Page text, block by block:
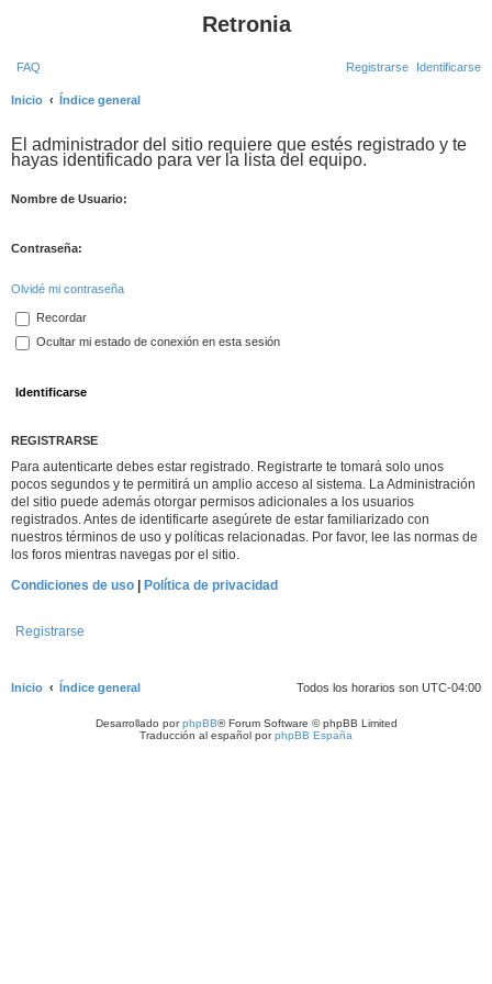
Retronia
FAQ Identificarse
Registrarse
Inicio
Índice general
El administrador del sitio requiere que estés registrado y te
hayas identificado para ver la lista del equipo.
Nombre de Usuario:
Contraseña:
Olvidé mi contraseña
Recordar
Ocultar mi estado de conexión en esta sesión
REGISTRARSE
Para autenticarte debes estar registrado. Registrarte te tomará solo unos
pocos segundos y te permitirá un amplio acceso al sistema. La Administración
del sitio puede además otorgar permisos adicionales a los usuarios
registrados. Antes de identificarte asegúrete de estar familiarizado con
nuestros términos de uso y políticas relacionadas. Por favor, lee las normas de
los foros mientras navegas por el sitio.
Condiciones de uso | Política de privacidad
Registrarse
Inicio Índice general Todos los horarios son UTC-04:00
Desarrollado porphpBB® Forum Software © phpBB Limited
Traducción al español porphpBB España